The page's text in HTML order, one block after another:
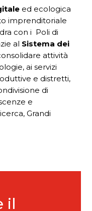
ed ecologica
imprenditoriale
con i Poli di
al Sistema dei
attività
ai servizi
e distretti,
di
e
Grandi
il